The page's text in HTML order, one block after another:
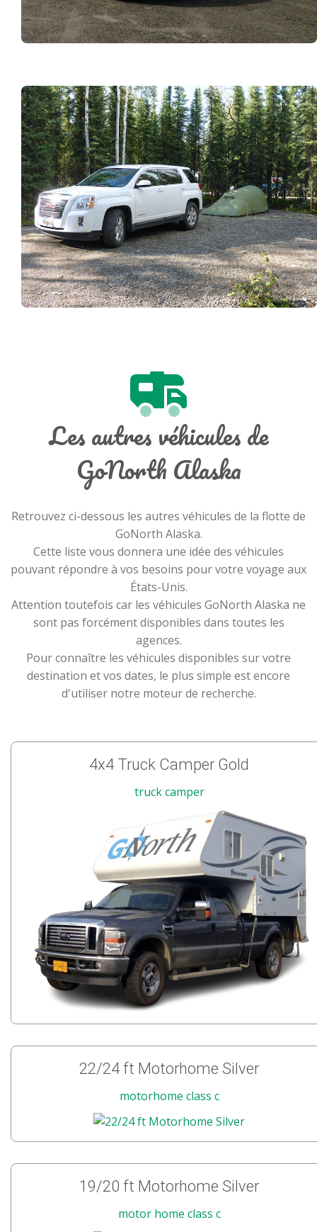
Les autres véhicules de
GoNorth Alaska
Retrouvez ci-dessous les autres véhicules de la flotte de
GoNorth Alaska.
Cette liste vous donnera une idée des véhicules
pouvant répondre à vos besoins pour votre voyage aux
États-Unis.
Attention toutefois car les véhicules GoNorth Alaska ne
sont pas forcément disponibles dans toutes les
agences.
Pour connaître les véhicules disponibles sur votre
destination et vos dates, le plus simple est encore
d'utiliser notre moteur de recherche.
4x4 Truck Camper Gold
truck camper
22/24 ft Motorhome Silver
motorhome class c
19/20 ft Motorhome Silver
motor home class c